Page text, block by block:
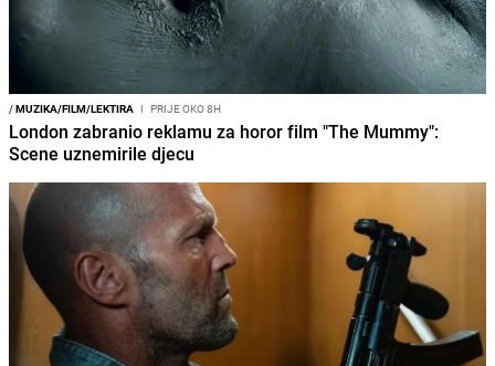
/MUZIKA/FILM/LEKTIRA I PRIJE OKO 8H
London zabranio reklamu za horor film "The Mummy":
Scene uznemirile djecu